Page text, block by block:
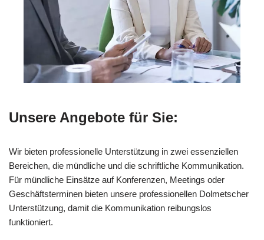
Unsere Angebote für Sie:
Wir bieten professionelle Unterstützung in zwei essenziellen
Bereichen, die mündliche und die schriftliche Kommunikation.
Für mündliche Einsätze auf Konferenzen, Meetings oder
Geschäftsterminen bieten unsere professionellen Dolmetscher
Unterstützung, damit die Kommunikation reibungslos
funktioniert.